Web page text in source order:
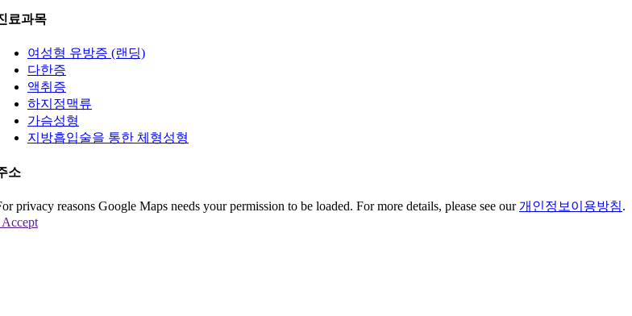
료과목
여성형 유방증 (랜딩)
다한증
액취증
하지정맥류
가슴성형
지방흡입술을 통한 체형성형
소
privacy reasons Google Maps needs your permission to be loaded. For more details, please see our개인정보이용방침.